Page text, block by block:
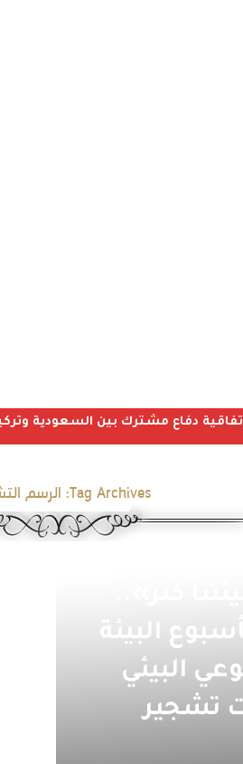
دفاع مشترك بين السعودية
Tag Archives: الرسم
البيئة
الوعي البيئي
تشجير